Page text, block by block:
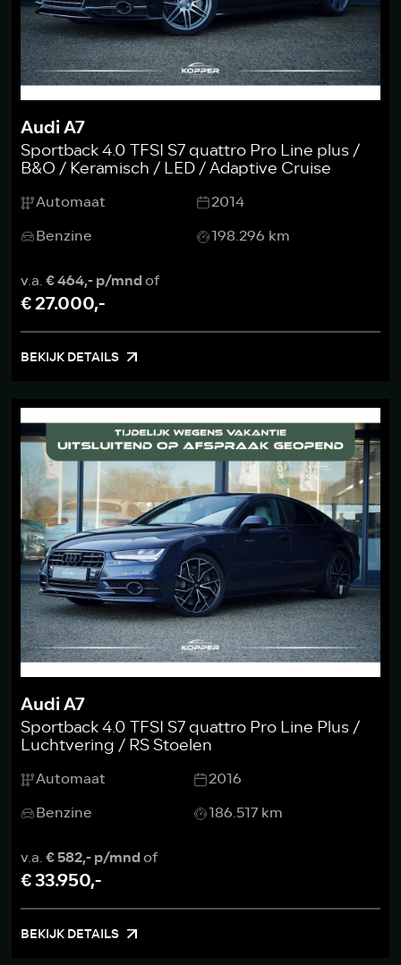
Audi A7
Sportback 4.0 TFSI S7 quattro Pro Line plus /
B&O / Keramisch / LED / Adaptive Cruise
Automaat
2014
Benzine
198.296 km
v.a.€ 464,- p/mndof
€ 27.000,-
BEKIJK DETAILS
Audi A7
Sportback 4.0 TFSI S7 quattro Pro Line Plus /
Luchtvering / RS Stoelen
Automaat
2016
Benzine
186.517 km
v.a.€ 582,- p/mndof
€ 33.950,-
BEKIJK DETAILS